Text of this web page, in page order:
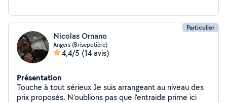
Particulier
Nicolas Ornano
Angers (Brisepotière)
4,4/5 (14 avis)
Présentation
Touche à tout sérieux Je suis arrangeant au niveau des
prix proposés. N'oublions pas que l'entraide prime ici